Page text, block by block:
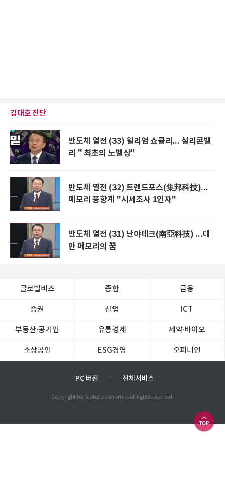
김대호 진단
반도체 열전 (33) 윌리엄 쇼클리... 실리콘밸
리 " 최초의 노벨상"
반도체 열전 (32) 트렌드포스(集邦科技)...
메모리 풍향계 "시세조사 1인자"
반도체 열전 (31) 난야테크(南亞科技) ...대
만 메모리의 꿈
글로벌비즈 종합 금융
증권 산업 ICT
부동산·공기업 유통경제 제약∙바이오
소상공인 ESG경영 오피니언
PC 버전 전체서비스
Copyright (c) Global Economic. All rights reserved.